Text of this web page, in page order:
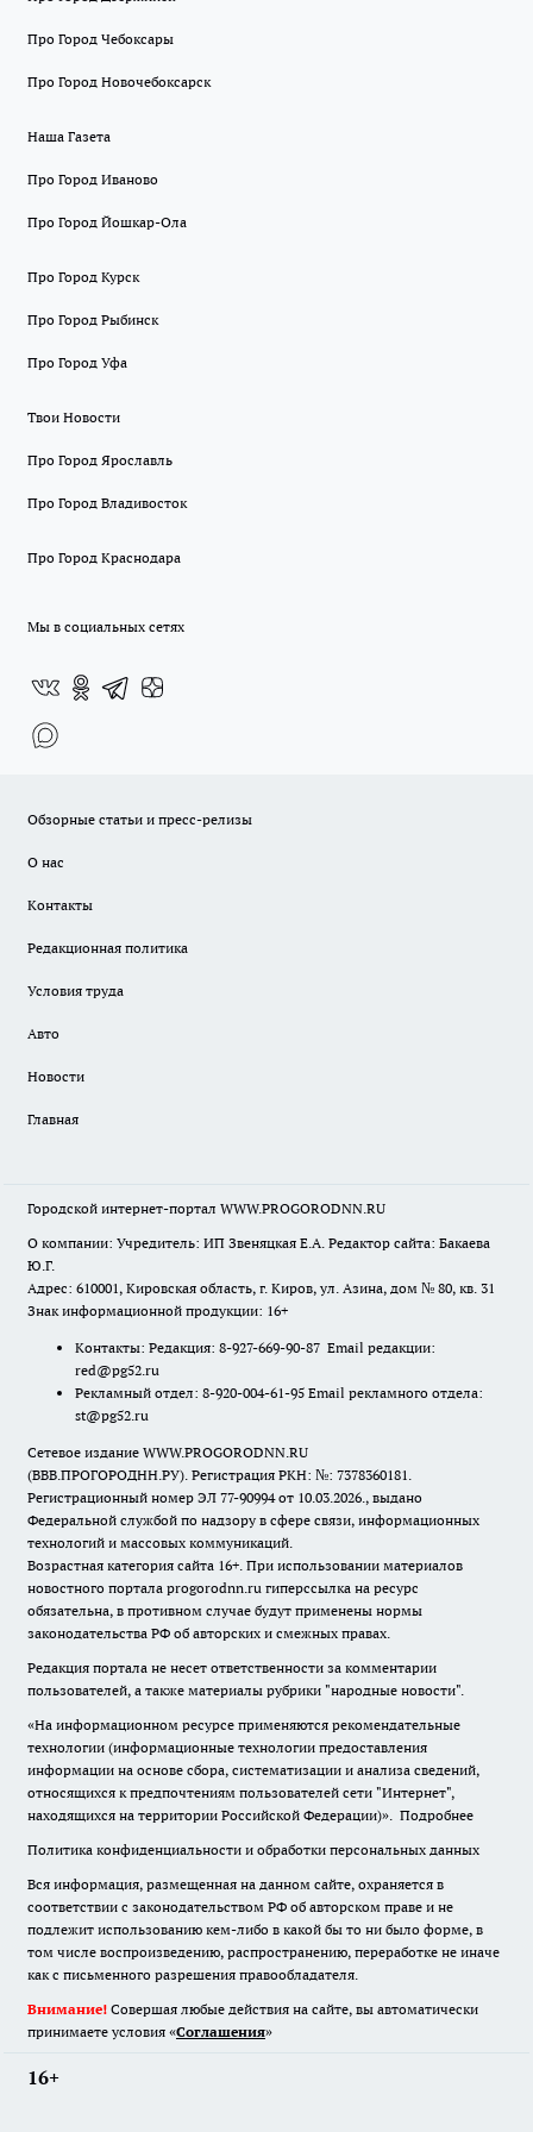
Про Город Чебоксары
Про Город Новочебоксарск
Наша Газета
Про Город Иваново
Про Город Йошкар-Ола
Про Город Курск
Про Город Рыбинск
Про Город Уфа
Твои Новости
Про Город Ярославль
Про Город Владивосток
Про Город Краснодара
Мы в социальных сетях
Обзорные статьи и пресс-релизы
О нас
Контакты
Редакционная политика
Условия труда
Авто
Новости
Главная
Городской интернет-портал WWW.PROGORODNN.RU
О компании: Учредитель: ИП Звеняцкая Е.А. Редактор сайта: Бакаева
Ю.Г.
Адрес: 610001, Кировская область, г. Киров, ул. Азина, дом № 80, кв. 31
Знак информационной продукции: 16+
Контакты: Редакция: 8-927-669-90-87 Email редакции:
red@pg52.ru
Рекламный отдел: 8-920-004-61-95 Email рекламного отдела:
st@pg52.ru
Сетевое издание WWW.PROGORODNN.RU
(ВВВ.ПРОГОРОДНН.РУ). Регистрация РКН: №: 7378360181.
Регистрационный номер ЭЛ 77-90994 от 10.03.2026., выдано
Федеральной службой по надзору в сфере связи, информационных
технологий и массовых коммуникаций.
Возрастная категория сайта 16+. При использовании материалов
новостного портала progorodnn.ru гиперссылка на ресурс
обязательна, в противном случае будут применены нормы
законодательства РФ об авторских и смежных правах.
Редакция портала не несет ответственности за комментарии
пользователей, а также материалы рубрики "народные новости".
«На информационном ресурсе применяются рекомендательные
технологии (информационные технологии предоставления
информации на основе сбора, систематизации и анализа сведений,
относящихся к предпочтениям пользователей сети "Интернет",
находящихся на территории Российской Федерации)». Подробнее
Политика конфиденциальности и обработки персональных данных
Вся информация, размещенная на данном сайте, охраняется в
соответствии с законодательством РФ об авторском праве и не
подлежит использованию кем-либо в какой бы то ни было форме, в
том числе воспроизведению, распространению, переработке не иначе
как с письменного разрешения правообладателя.
Внимание! Совершая любые действия на сайте, вы автоматически
принимаете условия «Cоглашения»
16+